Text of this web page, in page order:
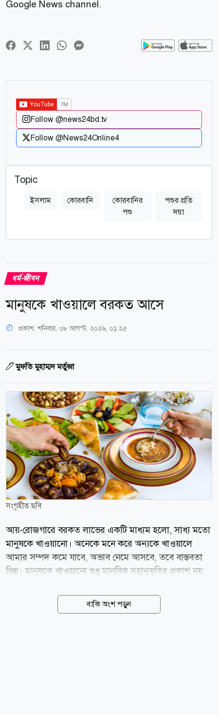
Google News channel.
Follow @news24bd.tv
Follow @News24Online4
Topic
ইসলাম কোরবানি
কোরবানির
পশু
পশুর প্রতি
দয়া
ধর্ম-জীবন
মানুষকে খাওয়ালে বরকত আসে
প্রকাশ:শনিবার, ০৮ আগস্ট, ২০২৬, ০১:২৫
মুফতি মুহাম্মদ মর্তুজা
সংগৃহীত ছবি
আয়-রোজগারে বরকত লাভের একটি মাধ্যম হলো, সাধ্য মতো
মানুষকে খাওয়ানো। অনেকে মনে করে অন্যকে খাওয়ালে
আমার সম্পদ কমে যাবে, অভাব নেমে আসবে, তবে বাস্তবতা
ভিন্ন। মানুষকে খাওয়ানো শুধু মানবিক সহানুভূতির প্রকাশ নয়;
মানুষকে খাওয়ানোর যে ফজিলত বর্ণিত হয়েছে, তা পাঠ করলে
মনে হয় এই একটি আমলের মধ্যে দুনিয়া ও আখেরাতের বহু
বাকি অংশ পড়ুন